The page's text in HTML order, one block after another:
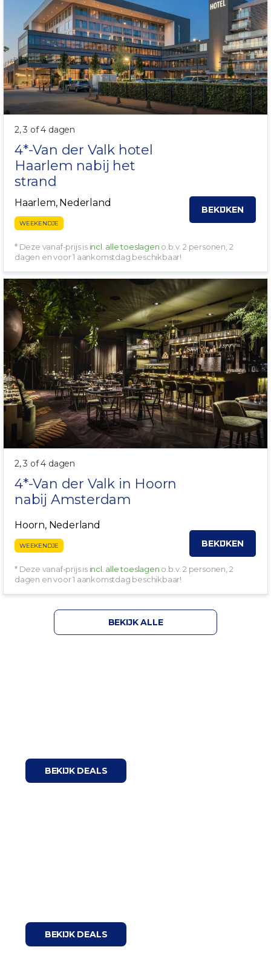
2, 3 of 4 dagen
4*-Van der Valk hotel
Haarlem nabij het
strand
Haarlem, Nederland
WEEKENDJE
BEKIJKEN
* Deze vanaf-prijs is incl. alle toeslagen o.b.v. 2 personen, 2
dagen en voor 1 aankomstdag beschikbaar!
OPTIONEEL ONTBIJT!
2, 3 of 4 dagen
4*-Van der Valk in Hoorn
nabij Amsterdam
Hoorn, Nederland
WEEKENDJE BEKIJKEN
* Deze vanaf-prijs is incl. alle toeslagen o.b.v. 2 personen, 2
dagen en voor 1 aankomstdag beschikbaar!
BEKIJK ALLE
BEKIJK DEALS
BEKIJK DEALS